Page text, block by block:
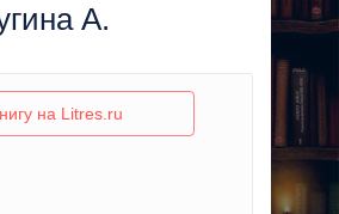
А.
на Litres.ru